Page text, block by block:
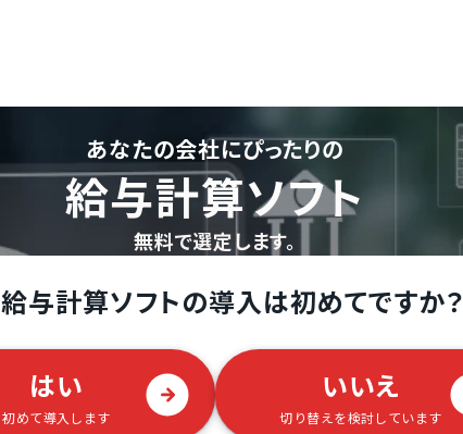
あなたの会社にぴったりの
給与計算ソフト
無料で選定します。
給与計算ソフトの導入は初めてですか？
はい
初めて導入します
いいえ
切り替えを検討しています